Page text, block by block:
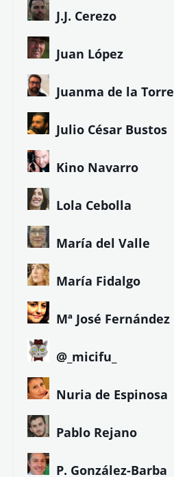
J.J. Cerezo
Juan López
Juanma de la Torre
Julio César Bustos
Kino Navarro
Lola Cebolla
María del Valle
María Fidalgo
Mª José Fernández
@_micifu_
Nuria de Espinosa
Pablo Rejano
P. González-Barba